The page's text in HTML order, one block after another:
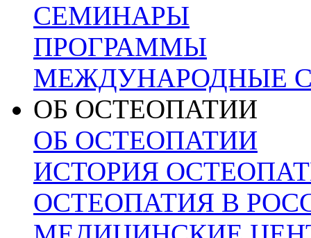
СЕМИНАРЫ
ПРОГРАММЫ
МЕЖДУНАРОДНЫЕ
ОБ ОСТЕОПАТИИ
ОБ ОСТЕОПАТИИ
ИСТОРИЯ
ОСТЕОПАТИЯ В